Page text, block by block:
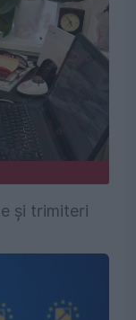
și trimiteri